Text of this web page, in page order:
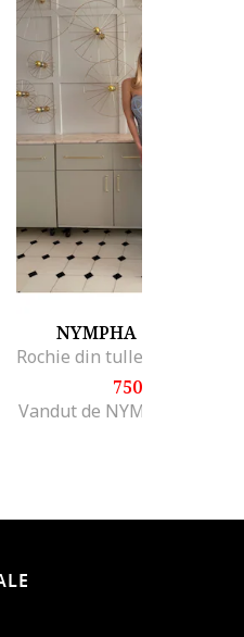
NYMPHA CLOTHING
75000
Vandut de NYMPHA